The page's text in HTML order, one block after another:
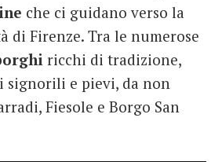
che ci guidano verso la
di Firenze. Tra le numerose
ricchi di tradizione,
signorili e pievi, da non
Fiesole e Borgo San